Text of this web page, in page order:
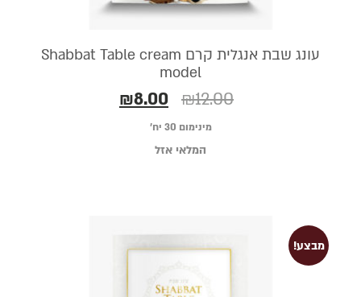
עונג שבת אנגלית קרם Shabbat Table cream
model
₪12.00
₪8.00
מינימום 30 יח׳
המלאי אזל
מבצע!